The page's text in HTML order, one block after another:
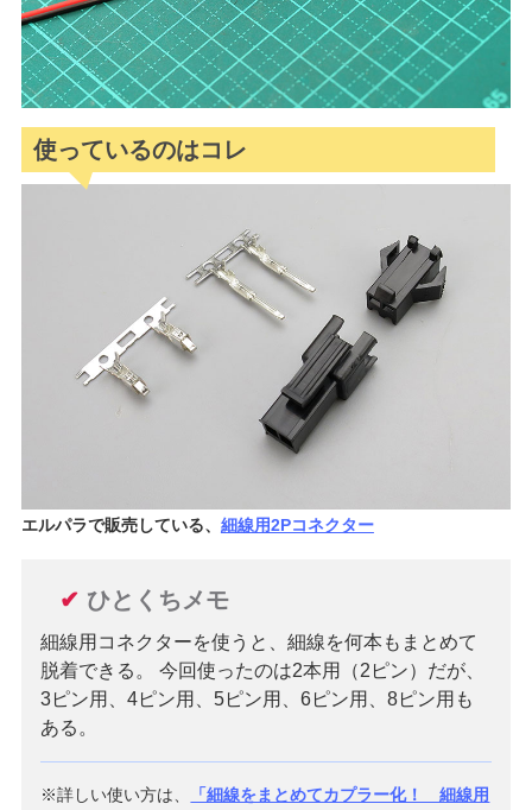
使っているのはコレ
エルパラで販売している、 細線用2Pコネクター
✔ ひとくちメモ
細線用コネクターを使うと、細線を何本もまとめて
脱着できる。 今回使ったのは2本用（2ピン）だが、
3ピン用、4ピン用、5ピン用、6ピン用、8ピン用も
ある。
※詳しい使い方は、
「細線をまとめてカプラー化！ 細線用